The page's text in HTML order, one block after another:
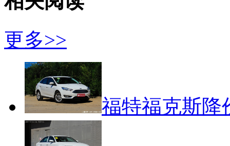
更多>>
福特福克斯降